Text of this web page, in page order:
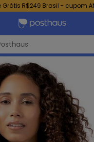
Grátis R$249 Brasil - cupom